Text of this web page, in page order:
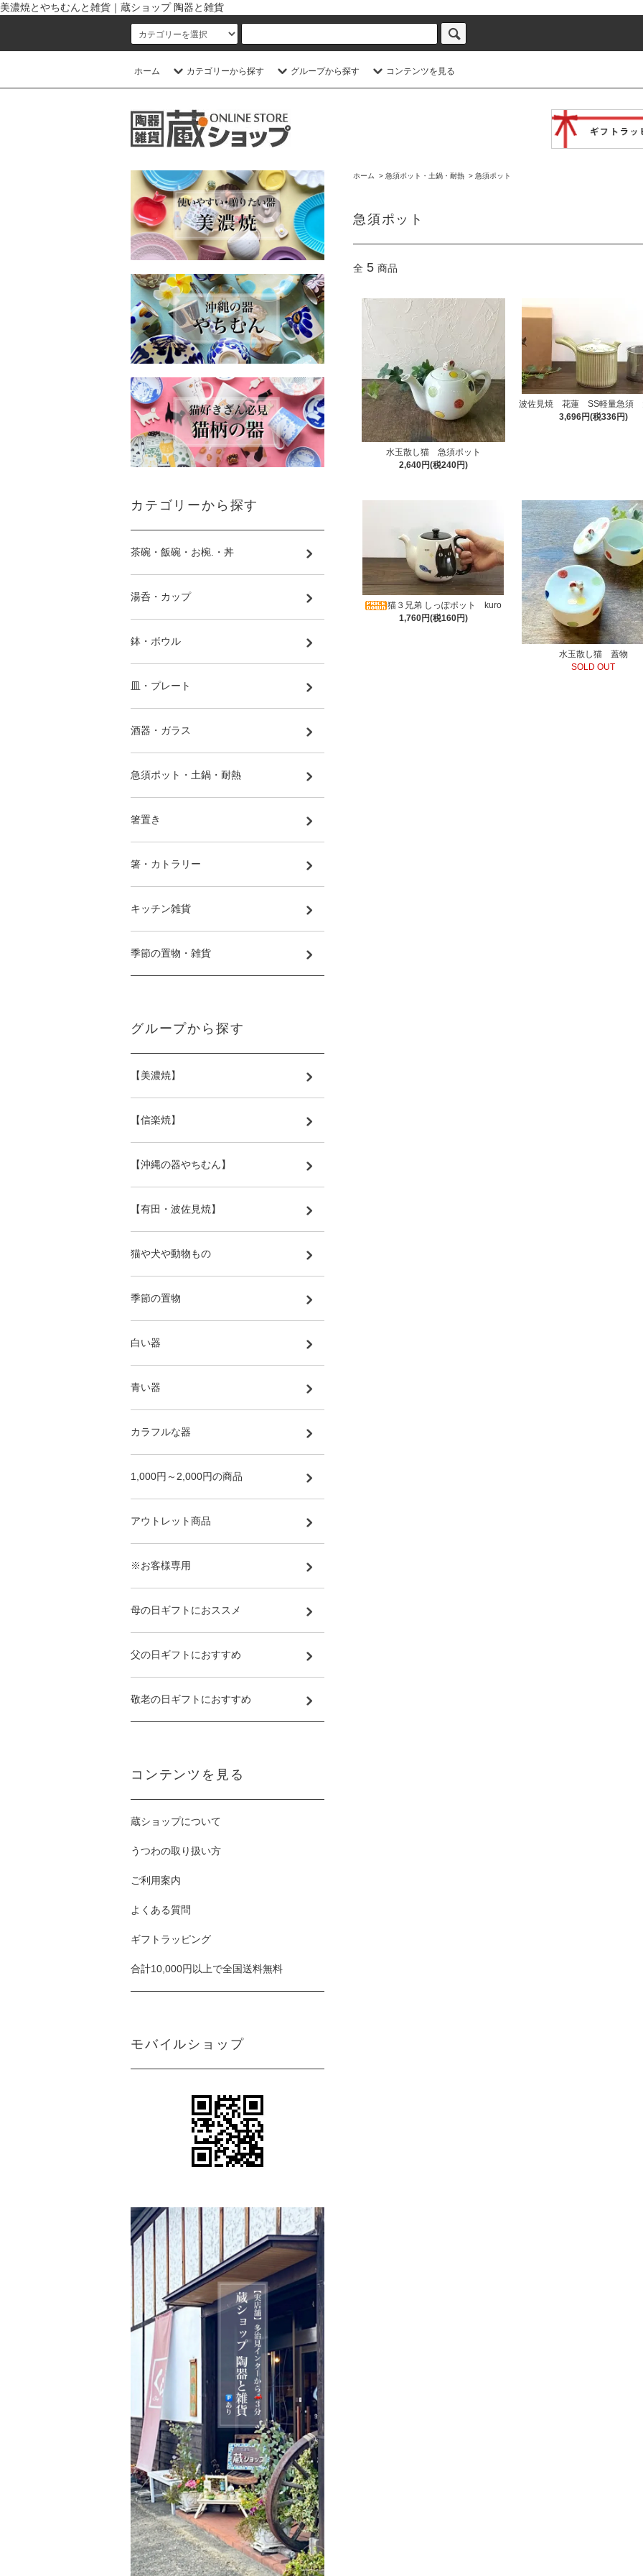
美濃焼とやちむんと雑貨｜蔵ショップ 陶器と雑貨
ホーム カテゴリーから探す グループから探す コンテンツを見る
ホーム > 急須ポット・土鍋・耐熱 > 急須ポット
急須ポット
全 5 商品
水玉散し猫 急須ポット
2,640円(税240円)
波佐見焼 花蓮 SS軽量急須
3,696円(税336円)
猫３兄弟 しっぽポット kuro
1,760円(税160円)
水玉散し猫 蓋物
SOLD OUT
カテゴリーから探す
茶碗・飯碗・お椀.・丼
湯呑・カップ
鉢・ボウル
皿・プレート
酒器・ガラス
急須ポット・土鍋・耐熱
箸置き
箸・カトラリー
キッチン雑貨
季節の置物・雑貨
グループから探す
【美濃焼】
【信楽焼】
【沖縄の器やちむん】
【有田・波佐見焼】
猫や犬や動物もの
季節の置物
白い器
青い器
カラフルな器
1,000円～2,000円の商品
アウトレット商品
※お客様専用
母の日ギフトにおススメ
父の日ギフトにおすすめ
敬老の日ギフトにおすすめ
コンテンツを見る
蔵ショップについて
うつわの取り扱い方
ご利用案内
よくある質問
ギフトラッピング
合計10,000円以上で全国送料無料
モバイルショップ